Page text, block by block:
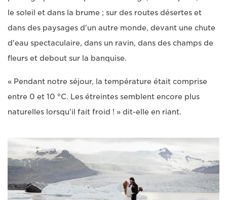
le soleil et dans la brume ; sur des routes désertes et
dans des paysages d'un autre monde, devant une chute
d'eau spectaculaire, dans un ravin, dans des champs de
fleurs et debout sur la banquise.
« Pendant notre séjour, la température était comprise
entre 0 et 10 °C. Les étreintes semblent encore plus
naturelles lorsqu'il fait froid ! » dit-elle en riant.